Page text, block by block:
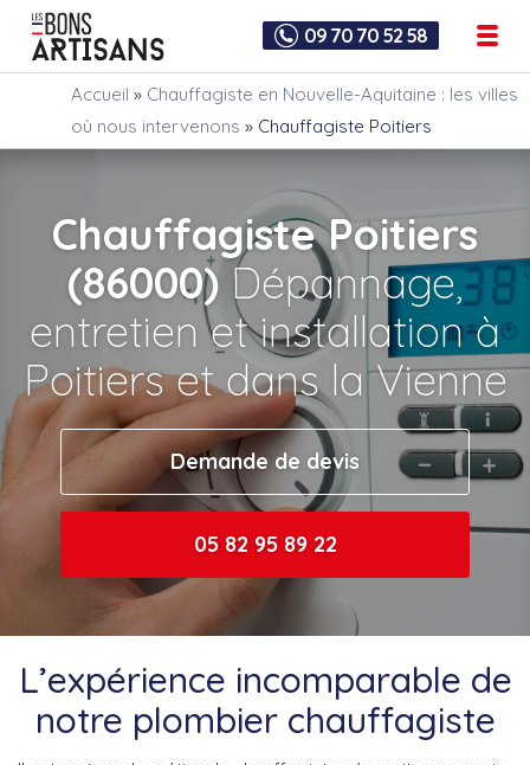
09 70 70 52 58
Accueil » Chauffagiste en Nouvelle-Aquitaine : les villes
où nous intervenons » Chauffagiste Poitiers
Chauffagiste Poitiers
(86000) Dépannage,
entretien et installation à
Poitiers et dans la Vienne
Demande de devis
05 82 95 89 22
L’expérience incomparable de
notre plombier chauffagiste